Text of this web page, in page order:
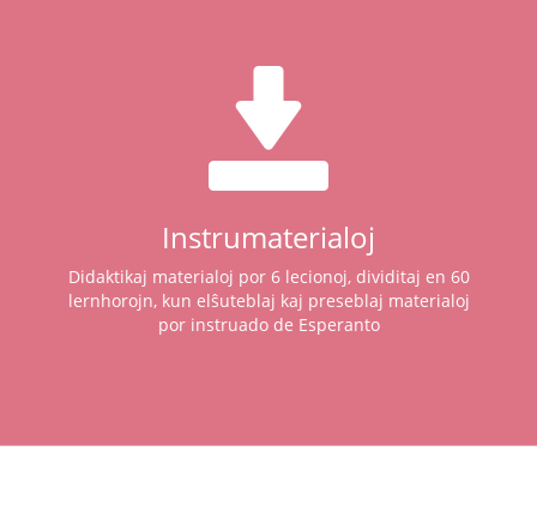
Instrumaterialoj
Didaktikaj materialoj por 6 lecionoj, dividitaj en 60
lernhorojn, kun elŝuteblaj kaj preseblaj materialoj
por instruado de Esperanto